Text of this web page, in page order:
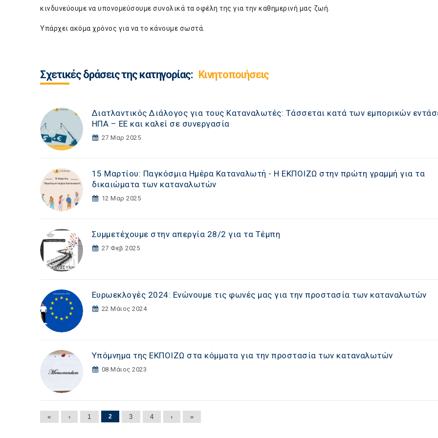
κινδυνεύουμε να υπονομεύσουμε συνολικά τα οφέλη της για την καθημερινή μας ζωή.
Υπάρχει ακόμα χρόνος για να το κάνουμε σωστά.
Σχετικές δράσεις της κατηγορίας: Κινητοποιήσεις
Διατλαντικός Διάλογος για τους Καταναλωτές: Τάσσεται κατά των εμπορικών
ΗΠΑ – ΕΕ και καλεί σε συνεργασία
27 Μαρ 2025
15 Μαρτίου: Παγκόσμια Ημέρα Καταναλωτή - Η ΕΚΠΟΙΖΩ στην πρώτη γραμμή για τα
δικαιώματα των καταναλωτών
12 Μαρ 2025
Συμμετέχουμε στην απεργία 28/2 για τα Τέμπη
27 Φεβ 2025
Ευρωεκλογές 2024: Ενώνουμε τις φωνές μας για την προστασία των καταναλωτών
22 Μάιος 2024
Υπόμνημα της ΕΚΠΟΙΖΩ στα κόμματα για την προστασία των καταναλωτών
08 Μάιος 2023
Σελίδες
« ‹ 1 2 3 4 › »